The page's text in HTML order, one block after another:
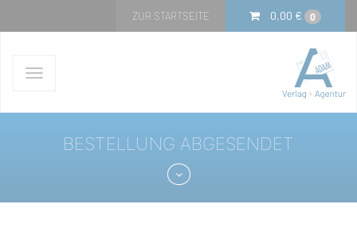
0,00 € 0
ZUR STARTSEITE
Navigation
BESTELLUNG ABGESENDET